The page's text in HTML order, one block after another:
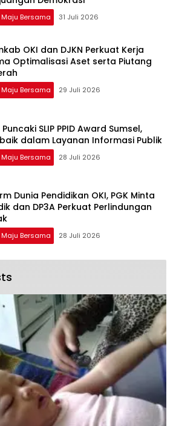
Maju Bersama 31 Juli 2026
OKI dan DJKN Perkuat Kerja
Optimalisasi Aset serta Piutang
Maju Bersama 29 Juli 2026
Puncaki SLIP PPID Award Sumsel,
dalam Layanan Informasi Publik
Maju Bersama 28 Juli 2026
Dunia Pendidikan OKI, PGK Minta
dan DP3A Perkuat Perlindungan
Maju Bersama 28 Juli 2026